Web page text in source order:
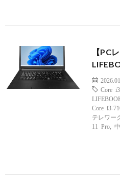
【PC
Core
Core i3-
テレワー
11 Pro,